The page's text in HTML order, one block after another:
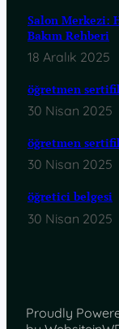
Salon Merkezi:
Bakım Rehberi
18 Aralık 2025
öğretmen
30 Nisan 2025
öğretmen
30 Nisan 2025
öğretici belgesi
30 Nisan 2025
Proudly